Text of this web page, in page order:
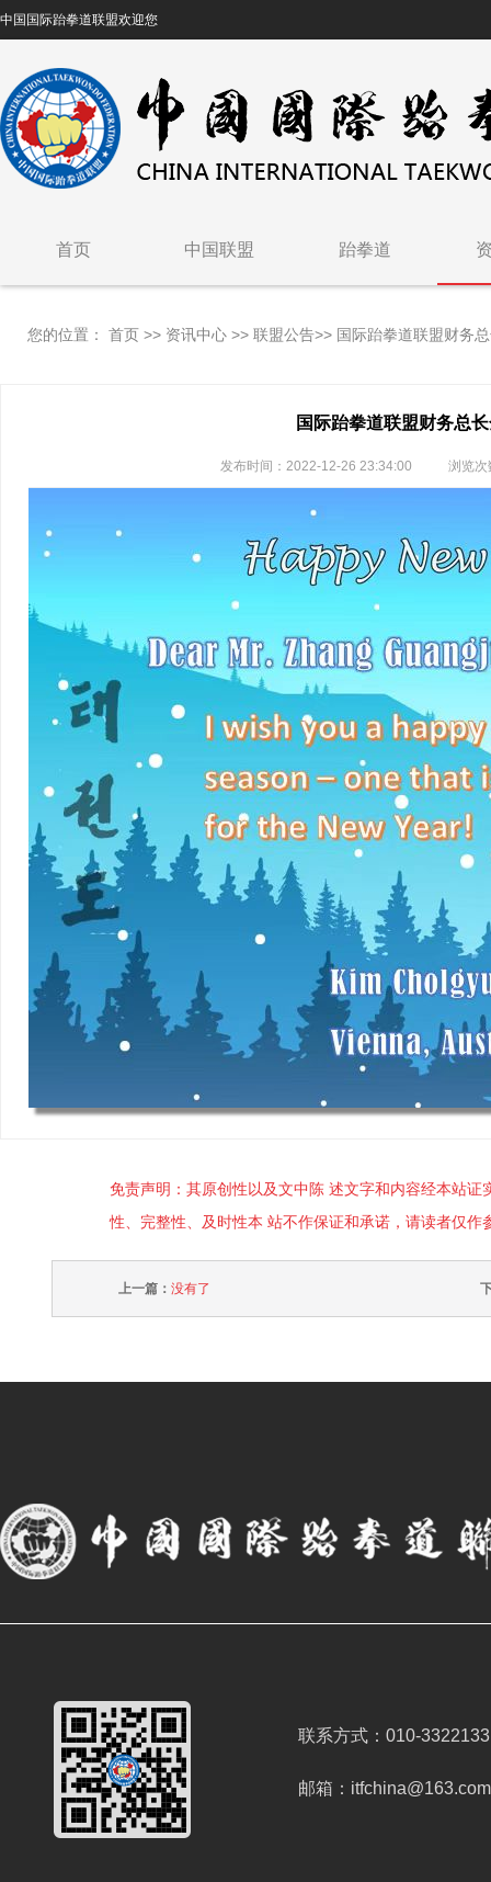
中国国际跆拳道联盟欢迎您
首页 中国联盟
核心成员
跆拳道
崔泓熙将军
技术构成
段级制度
级位考核标准
段位考核标准
竞赛规则
裁判规则
您的位置： 首页 >> 资讯中心 >> 联盟公告>> 国际跆拳道联盟财务
国际跆拳道联盟财务总
发布时间：2022-12-26 23:34:00 浏览
免责声明：其原创性以及文中陈 述文字和内容经本站
性、完整性、及时性本 站不作保证和承诺，请读者仅作
上一篇： 没有了
联系方式：010-
邮箱：itfchina@163.com